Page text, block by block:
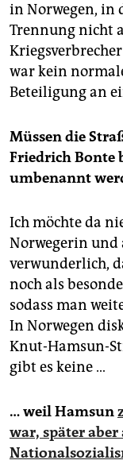
in Norwegen, in
Trennung nicht
war kein
Beteiligung an
Müssen die
Friedrich Bonte
umbenannt
Ich möchte da
Norwegerin und
verwunderlich,
noch als
sodass man
In Norwegen
Knut-Hamsun-
gibt es keine …
… weil Hamsun
war, später